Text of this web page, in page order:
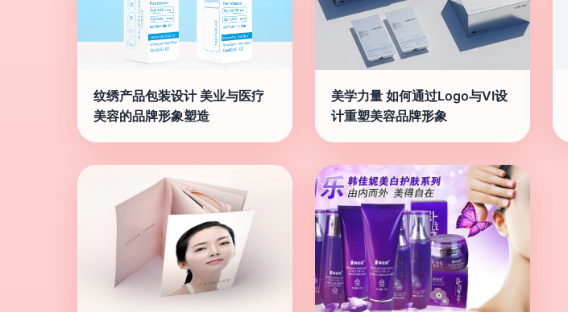
纹绣产品包装设计 美业与医疗
美容的品牌形象塑造
美学力量 如何通过Logo与VI设
计重塑美容品牌形象